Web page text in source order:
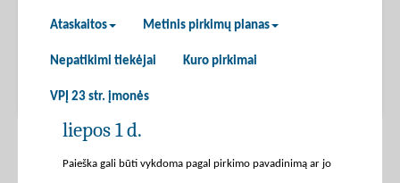
Ataskaitos Metinis pirkimų planas
Nepatikimi tiekėjai Kuro pirkimai
VPĮ 23 str. įmonės
liepos 1 d.
Paieška gali būti vykdoma pagal pirkimo pavadinimą ar jo